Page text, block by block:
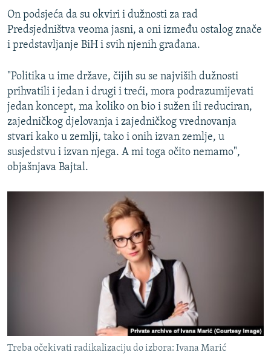
On podsjeća da su okviri i dužnosti za rad
Predsjedništva veoma jasni, a oni između ostalog znače
i predstavljanje BiH i svih njenih građana.
"Politika u ime države, čijih su se najviših dužnosti
prihvatili i jedan i drugi i treći, mora podrazumijevati
jedan koncept, ma koliko on bio i sužen ili reduciran,
zajedničkog djelovanja i zajedničkog vrednovanja
stvari kako u zemlji, tako i onih izvan zemlje, u
susjedstvu i izvan njega. A mi toga očito nemamo",
objašnjava Bajtal.
Treba očekivati radikalizaciju do izbora: Ivana Marić